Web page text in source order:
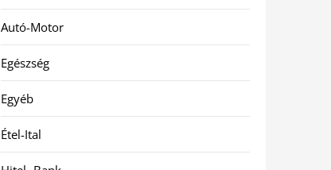
Autó-Motor
Egészség
Egyéb
Étel-Ital